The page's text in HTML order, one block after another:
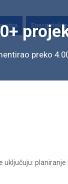
preko
Energetski
uključuju: